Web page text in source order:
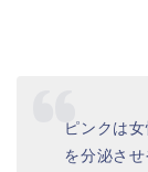
ピンクは
を分泌さ